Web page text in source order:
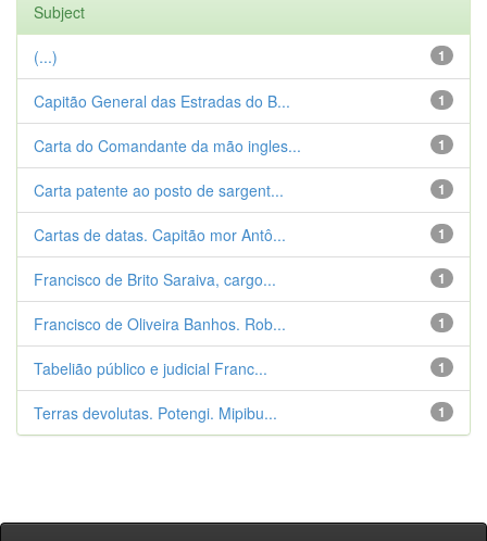
Subject
1
(...)
1
Capitão General das Estradas do B...
1
Carta do Comandante da mão ingles...
1
Carta patente ao posto de sargent...
1
Cartas de datas. Capitão mor Antô...
1
Francisco de Brito Saraiva, cargo...
1
Francisco de Oliveira Banhos. Rob...
1
Tabelião público e judicial Franc...
1
Terras devolutas. Potengi. Mipibu...